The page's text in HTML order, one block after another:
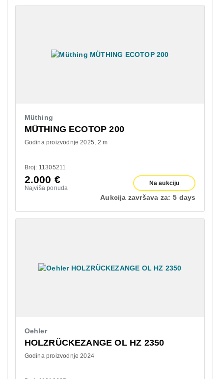
Müthing
MÜTHING ECOTOP 200
Godina proizvodnje 2025 2 m
Broj: 11305211
2.000 €
Najviša ponuda
Na aukciju
Aukcija završava za: 5 days
Oehler
HOLZRÜCKEZANGE OL HZ 2350
Godina proizvodnje 2024